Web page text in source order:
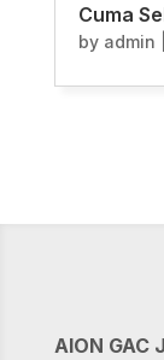
Cuma
by admin
AION GAC